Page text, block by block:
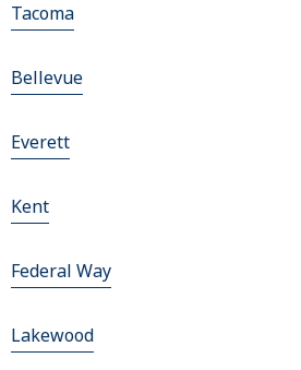
Tacoma
Bellevue
Everett
Kent
Federal Way
Lakewood